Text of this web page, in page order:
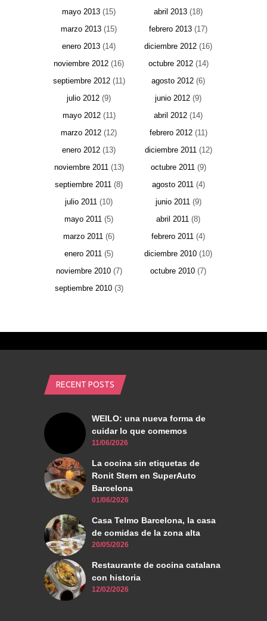
mayo 2013 (15) abril 2013 (18)
marzo 2013 (15) febrero 2013 (17)
enero 2013 (14) diciembre 2012 (16)
noviembre 2012 (16) octubre 2012(14)
septiembre 2012(11) agosto 2012 (6)
julio 2012 (9) junio 2012 (9)
mayo 2012(11) abril 2012 (14)
marzo 2012 (12) febrero 2012(11)
enero 2012 (13) diciembre 2011(12)
noviembre 2011(13) octubre 2011(9)
septiembre 2011 (8) agosto 2011(4)
julio 2011 (10) junio 2011(9)
mayo 2011 (5) abril 2011 (8)
marzo 2011 (6) febrero 2011 (4)
enero 2011 (5) diciembre 2010 (10)
noviembre 2010(7) octubre 2010 (7)
septiembre 2010(3)
RECENT POSTS
WEILO: una nueva forma de
cuidar lo que comemos
11/06/2026
La cocina sin etiquetas de
Ronit Stern en SuperAuto
Barcelona
01/06/2026
Casa Telmo Barcelona, la casa
de comidas de la zona alta
20/05/2026
Restaurante de cocina catalana
con historia
12/02/2026